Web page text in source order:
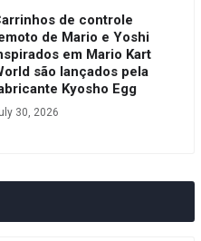
de controle
de Mario e Yoshi
em Mario Kart
são lançados pela
Kyosho Egg
30, 2026